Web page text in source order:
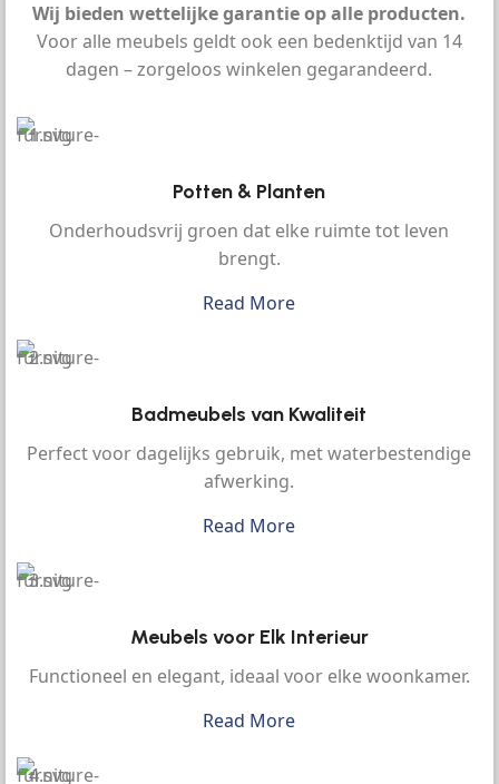
Wij bieden wettelijke garantie op alle producten.
Voor alle meubels geldt ook een bedenktijd van 14
dagen – zorgeloos winkelen gegarandeerd.
Potten & Planten
Onderhoudsvrij groen dat elke ruimte tot leven
brengt.
Read More
Badmeubels van Kwaliteit
Perfect voor dagelijks gebruik, met waterbestendige
afwerking.
Read More
Meubels voor Elk Interieur
Functioneel en elegant, ideaal voor elke woonkamer.
Read More